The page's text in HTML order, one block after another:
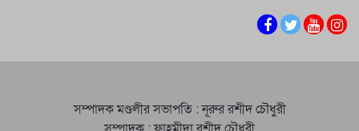
সম্পাদক মণ্ডলীর সভাপতি : নূরুর রশীদ চৌধুরী